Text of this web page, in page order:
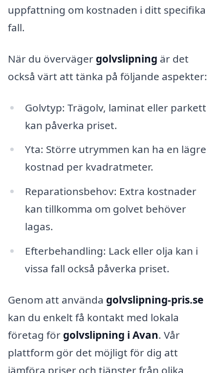
uppfattning om kostnaden i ditt specifika
fall.
När du överväger golvslipning är det
också värt att tänka på följande aspekter:
Golvtyp: Trägolv, laminat eller parkett
kan påverka priset.
Yta: Större utrymmen kan ha en lägre
kostnad per kvadratmeter.
Reparationsbehov: Extra kostnader
kan tillkomma om golvet behöver
lagas.
Efterbehandling: Lack eller olja kan i
vissa fall också påverka priset.
Genom att använda golvslipning-pris.se
kan du enkelt få kontakt med lokala
företag för golvslipning i Avan. Vår
plattform gör det möjligt för dig att
jämföra priser och tjänster från olika